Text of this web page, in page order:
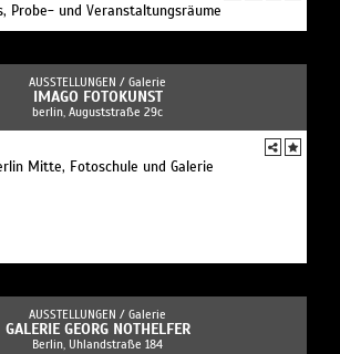
Probe- und Veranstaltungsräume
AUSSTELLUNGEN / Galerie
IMAGO FOTOKUNST
berlin, Auguststraße 29c
Mitte, Fotoschule und Galerie
AUSSTELLUNGEN / Galerie
GALERIE GEORG NOTHELFER
Berlin, Uhlandstraße 184